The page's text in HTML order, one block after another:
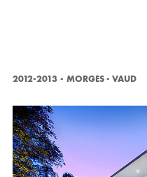
2012-2013 - MORGES - VAUD